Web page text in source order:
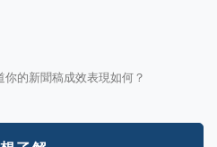
的新聞稿成效表現如何？